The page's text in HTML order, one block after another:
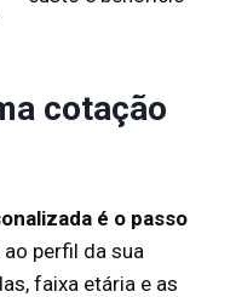
cotação
é o passo
perfil da sua
faixa etária e as